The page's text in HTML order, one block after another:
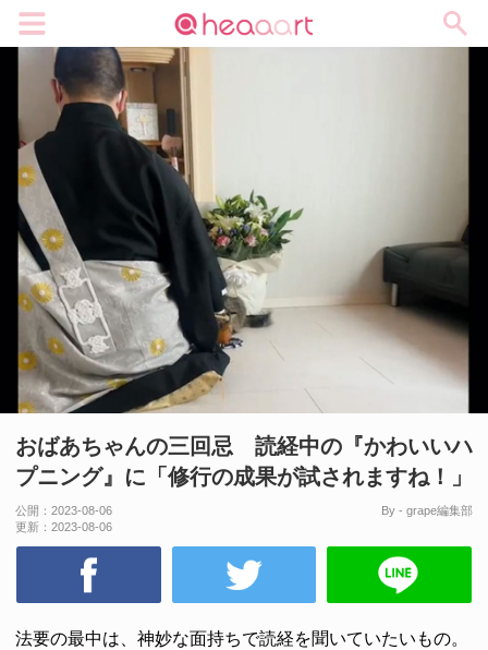
おばあちゃんの三回忌 読経中の『かわいいハ
プニング』に「修行の成果が試されますね！」
公開： 2023-08-06
更新： 2023-08-06
By - grape編集部
法要の最中は、神妙な面持ちで読経を聞いていたいもの。